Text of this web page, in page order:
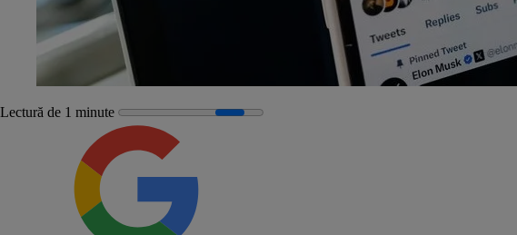
Lectură de 1 minute